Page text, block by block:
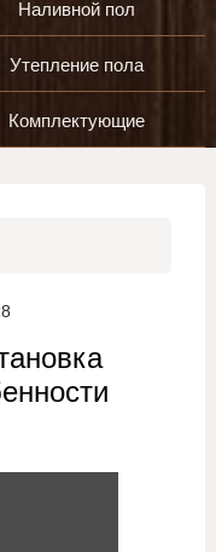
Наливной пол
Утепление пола
Комплектующие